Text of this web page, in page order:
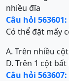
nhiều đĩa
Câu hỏi 563601:
Có thể đặt mấy
A. Trên nhiều cột
D. Trên 1 cột bất
Câu hỏi 563607: